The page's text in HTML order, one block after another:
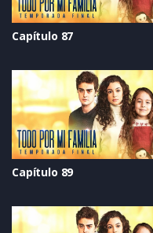
Capítulo 87
Capítulo 89